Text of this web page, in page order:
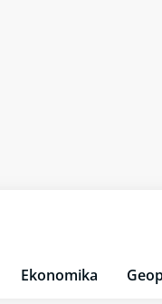
Ekonomika